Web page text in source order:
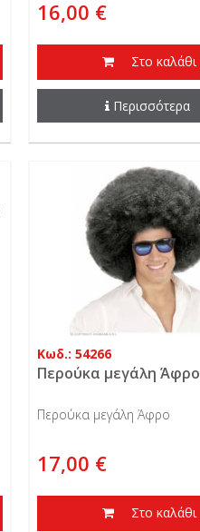
16,00 €
Στο καλάθι
Περισσότερα
Κωδ.: 54266
Περούκα μεγάλη Άφρο
Περούκα μεγάλη Άφρο
17,00 €
Στο καλάθι